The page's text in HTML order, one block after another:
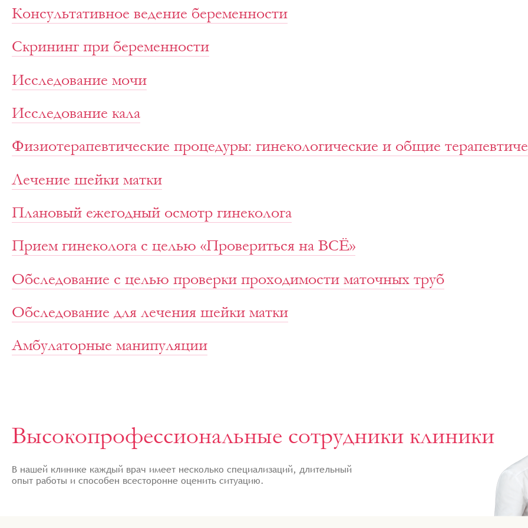
Консультативное ведение беременности
Скрининг при беременности
Исследование мочи
Исследование кала
Физиотерапевтические процедуры: гинекологические и общие
Лечение шейки матки
Плановый ежегодный осмотр гинеколога
Прием гинеколога с целью «Провериться на ВСЁ»
Обследование с целью проверки проходимости маточных труб
Обследование для лечения шейки матки
Амбулаторные манипуляции
Высокопрофессиональные сотрудники клиники
В нашей клинике каждый врач имеет несколько специализаций, длительный
опыт работы и способен всесторонне оценить ситуацию.